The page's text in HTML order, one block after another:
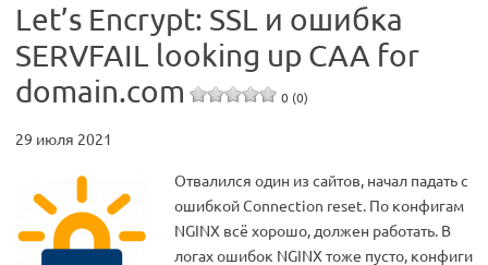
Let’s Encrypt: SSL и ошибка
SERVFAIL looking up CAA for
domain.com
0 (0)
29 июля 2021
Отвалился один из сайтов, начал падать с
ошибкой Connection reset. По конфигам
NGINX всё хорошо, должен работать. В
логах ошибок NGINX тоже пусто, конфиги